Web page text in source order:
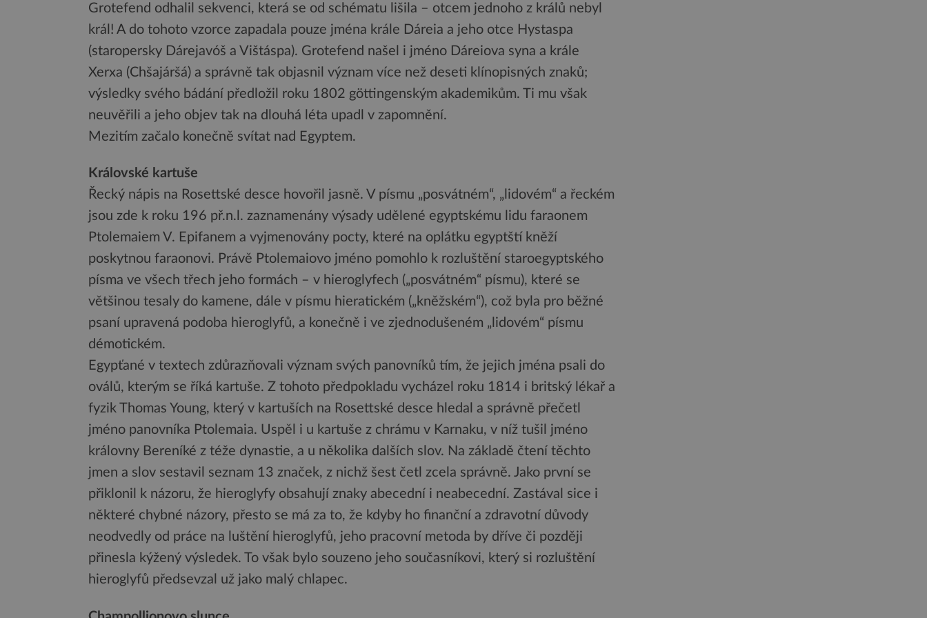
Grotefend odhalil sekvenci, která se od schématu lišila – otcem jednoho z králů nebyl
král! A do tohoto vzorce zapadala pouze jména krále Dáreia a jeho otce Hystaspa
(staropersky Dárejavóš a Vištáspa). Grotefend našel i jméno Dáreiova syna a krále
Xerxa (Chšajáršá) a správně tak objasnil význam více než deseti klínopisných znaků;
výsledky svého bádání předložil roku 1802 göttingenským akademikům. Ti mu však
neuvěřili a jeho objev tak na dlouhá léta upadl v zapomnění.
Mezitím začalo konečně svítat nad Egyptem.
Královské kartuše
Řecký nápis na Rosettské desce hovořil jasně. V písmu „posvátném“, „lidovém“ a řeckém
jsou zde k roku 196 př.n.l. zaznamenány výsady udělené egyptskému lidu faraonem
Ptolemaiem V. Epifanem a vyjmenovány pocty, které na oplátku egyptští kněží
poskytnou faraonovi. Právě Ptolemaiovo jméno pomohlo k rozluštění staroegyptského
písma ve všech třech jeho formách – v hieroglyfech („posvátném“ písmu), které se
většinou tesaly do kamene, dále v písmu hieratickém („kněžském“), což byla pro běžné
psaní upravená podoba hieroglyfů, a konečně i ve zjednodušeném „lidovém“ písmu
démotickém.
Egypťané v textech zdůrazňovali význam svých panovníků tím, že jejich jména psali do
oválů, kterým se říká kartuše. Z tohoto předpokladu vycházel roku 1814 i britský lékař a
fyzik Thomas Young, který v kartuších na Rosettské desce hledal a správně přečetl
jméno panovníka Ptolemaia. Uspěl i u kartuše z chrámu v Karnaku, v níž tušil jméno
královny Bereníké z téže dynastie, a u několika dalších slov. Na základě čtení těchto
jmen a slov sestavil seznam 13 značek, z nichž šest četl zcela správně. Jako první se
přiklonil k názoru, že hieroglyfy obsahují znaky abecední i neabecední. Zastával sice i
některé chybné názory, přesto se má za to, že kdyby ho finanční a zdravotní důvody
neodvedly od práce na luštění hieroglyfů, jeho pracovní metoda by dříve či později
přinesla kýžený výsledek. To však bylo souzeno jeho současníkovi, který si rozluštění
hieroglyfů předsevzal už jako malý chlapec.